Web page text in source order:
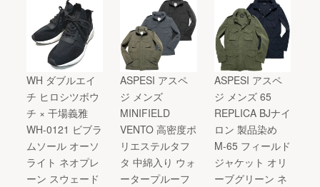
WH ダブルエイ
チ ヒロシツボウ
チ × 干場義雅
WH-0121 ビブラ
ムソール オーソ
ライト ネオプレ
ーン スウェード
ASPESI アスペ
ジ メンズ
MINIFIELD
VENTO 高密度ポ
リエステルタフ
タ 中綿入り ウォ
ータープルーフ
ASPESI アスペ
ジ メンズ 65
REPLICA BJナイ
ロン 製品染め
M-65 フィールド
ジャケット オリ
ーブグリーン ネ